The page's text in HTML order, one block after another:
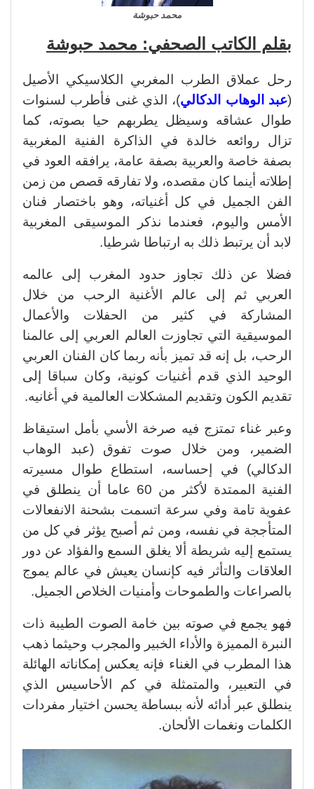
محمد حبوشة
بقلم الكاتب الصحفي: محمد حبوشة
رحل عملاق الطرب المغربي الكلاسيكي الأصيل
(عبد الوهاب الدكالي)، الذي غنى فأطرب لسنوات
طوال عشاقه وسيظل يطربهم حيا بصوته، كما
تزال روائعه خالدة في الذاكرة الفنية المغربية
بصفة خاصة والعربية بصفة عامة، يرافقه العود في
إطلاته أينما كان مقصده، ولا تفارقه قصص من زمن
الفن الجميل في كل أغنياته، وهو باختصار فنان
الأمس واليوم، فعندما نذكر الموسيقى المغربية
لابد أن يرتبط ذلك به ارتباطا شرطيا.
فضلا عن ذلك تجاوز حدود المغرب إلى عالمه
العربي ثم إلى عالم الأغنية الرحب من خلال
المشاركة في كثير من الحفلات والأعمال
الموسيقية التي تجاوزت العالم العربي إلى عالمنا
الرحب، بل إنه قد تميز بأنه ربما كان الفنان العربي
الوحيد الذي قدم أغنيات كونية، وكان سباقا إلى
تقديم الكون وتقديم المشكلات العالمية في أغانيه.
وعبر غناء تمتزج فيه صرخة الأسي بأمل استيقاظ
الضمير، ومن خلال صوت تفوق (عبد الوهاب
الدكالي) في إحساسه، استطاع طوال مسيرته
الفنية الممتدة لأكثر من 60 عاما أن ينطلق في
عفوية تامة وفي سرعة اتسمت بشحنة الانفعالات
المتأججة في نفسه، ومن ثم أصبح يؤثر في كل من
يستمع إليه شريطة ألا يغلق السمع والفؤاد عن دور
العلاقات والتأثر فيه كإنسان يعيش في عالم يموج
بالصراعات والطموحات وأمنيات الخلاص الجميل.
فهو يجمع في صوته بين خامة الصوت الطيبة ذات
النبرة المميزة والأداء الخبير والمجرب وحيثما ذهب
هذا المطرب في الغناء فإنه يعكس إمكاناته الهائلة
في التعبير، والمتمثلة في كم الأحاسيس الذي
ينطلق عبر أدائه لأنه ببساطة يحسن اختيار مفردات
الكلمات ونغمات الألحان.